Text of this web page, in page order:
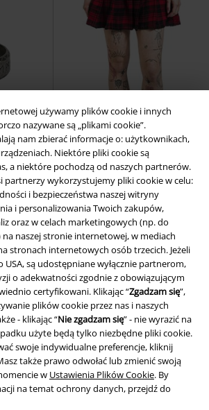
używamy plików cookie i innych
nazywane są „plikami cookie”.
nam zbierać informacje o: użytkownikach,
Niektóre pliki cookie są
a niektóre pochodzą od naszych partnerów.
partnerzy wykorzystujemy pliki cookie w celu:
i bezpieczeństwa naszej witryny
i personalizowania Twoich zakupów,
oraz w celach marketingowych (np. do
naszej stronie internetowej, w mediach
stronach internetowych osób trzecich. Jeżeli
USA, są udostępniane wyłącznie partnerom,
o adekwatności zgodnie z obowiązującym
certyfikowani. Klikając “Zgadzam się”,
plików cookie przez nas i naszych
- klikając “Nie zgadzam się” - nie wyrazić na
użyte będą tylko niezbędne pliki cookie.
swoje indywidualne preferencje, kliknij
także prawo odwołać lub zmienić swoją
w Ustawienia Plików Cookie. By
na temat ochrony danych, przejdź do
-25%
RCD188.99 zł
139.90 zł
Zorya skirt Heartless
Spódnica
krótka